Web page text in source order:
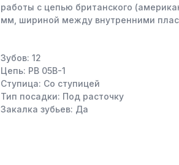
работы с цепью британского
мм, шириной между внутренними
Зубов: 12
Цепь: PB 05B-1
Ступица: Со ступицей
Тип посадки: Под расточку
Закалка зубьев: Да